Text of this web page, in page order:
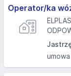
Operator/ka